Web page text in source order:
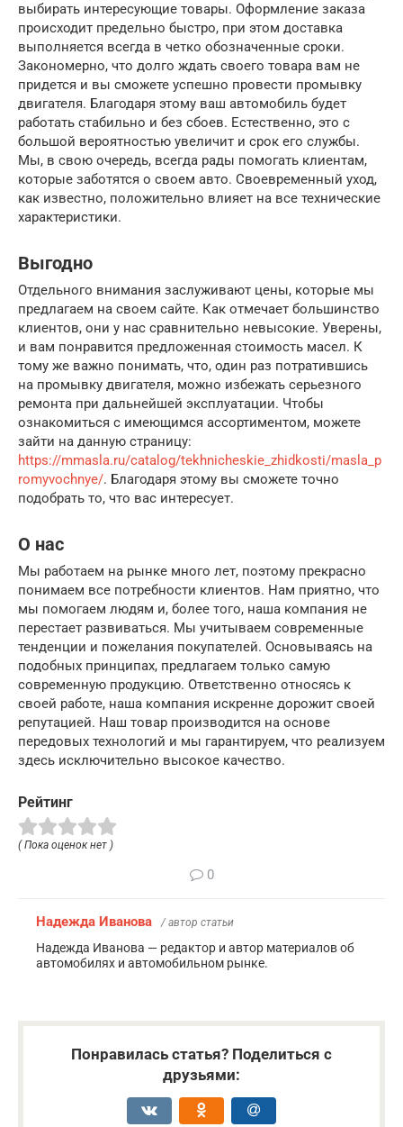
выбирать интересующие товары. Оформление заказа
происходит предельно быстро, при этом доставка
выполняется всегда в четко обозначенные сроки.
Закономерно, что долго ждать своего товара вам не
придется и вы сможете успешно провести промывку
двигателя. Благодаря этому ваш автомобиль будет
работать стабильно и без сбоев. Естественно, это с
большой вероятностью увеличит и срок его службы.
Мы, в свою очередь, всегда рады помогать клиентам,
которые заботятся о своем авто. Своевременный уход,
как известно, положительно влияет на все технические
характеристики.
Выгодно
Отдельного внимания заслуживают цены, которые мы
предлагаем на своем сайте. Как отмечает большинство
клиентов, они у нас сравнительно невысокие. Уверены,
и вам понравится предложенная стоимость масел. К
тому же важно понимать, что, один раз потратившись
на промывку двигателя, можно избежать серьезного
ремонта при дальнейшей эксплуатации. Чтобы
ознакомиться с имеющимся ассортиментом, можете
зайти на данную страницу:
https://mmasla.ru/catalog/tekhnicheskie_zhidkosti/masla_p
romyvochnye/. Благодаря этому вы сможете точно
подобрать то, что вас интересует.
О нас
Мы работаем на рынке много лет, поэтому прекрасно
понимаем все потребности клиентов. Нам приятно, что
мы помогаем людям и, более того, наша компания не
перестает развиваться. Мы учитываем современные
тенденции и пожелания покупателей. Основываясь на
подобных принципах, предлагаем только самую
современную продукцию. Ответственно относясь к
своей работе, наша компания искренне дорожит своей
репутацией. Наш товар производится на основе
передовых технологий и мы гарантируем, что реализуем
здесь исключительно высокое качество.
Рейтинг
( Пока оценок нет )
0
Надежда Иванова / автор статьи
Надежда Иванова — редактор и автор материалов об
автомобилях и автомобильном рынке.
Понравилась статья? Поделиться с
друзьями: